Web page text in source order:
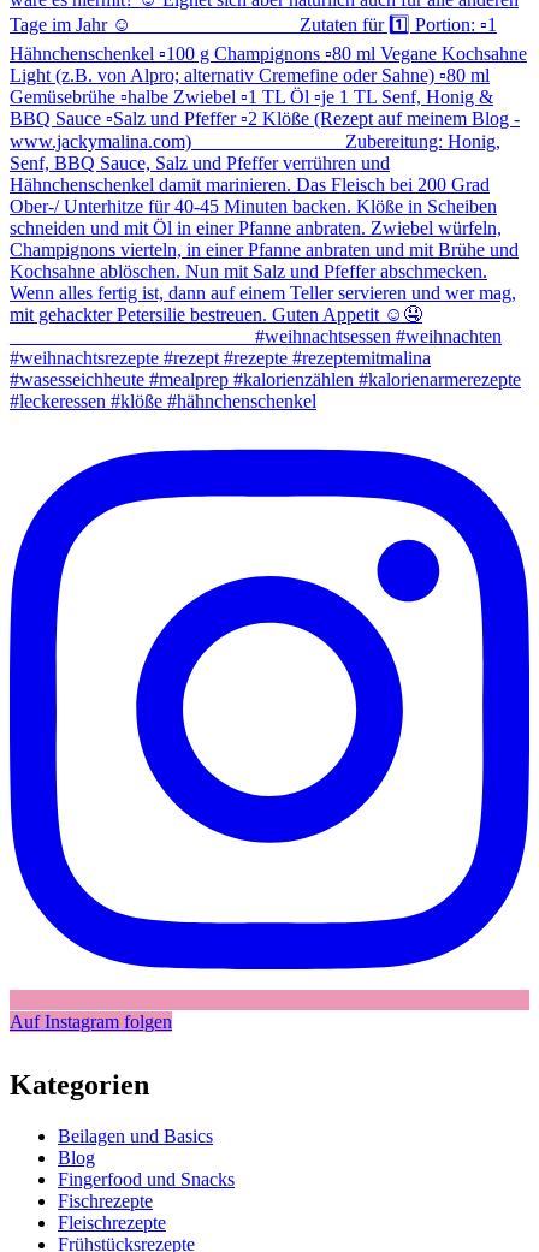
Auf Instagram folgen
Kategorien
Beilagen und Basics
Blog
Fingerfood und Snacks
Fischrezepte
Fleischrezepte
Frühstücksrezepte